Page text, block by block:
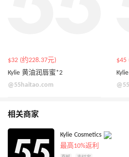
$32 (约228.37元)
Kylie 黄油润唇蜜*2
@55haitao.com
$45
相关商家
Kylie Cosmetics
最高10%返利